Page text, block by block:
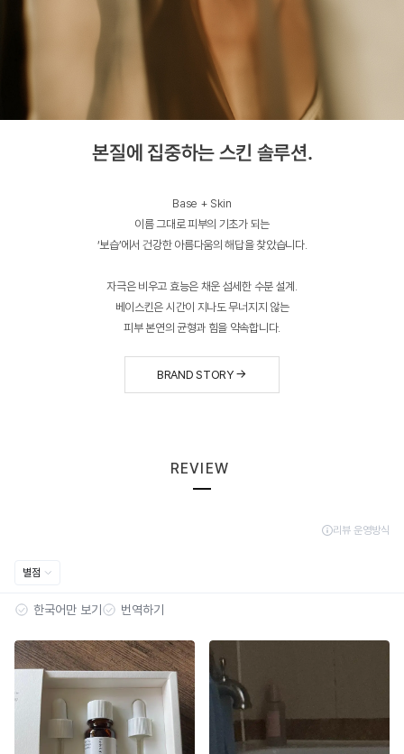
본질에 집중하는 스킨 솔루션.
Base + Skin
이름 그대로 피부의 기초가 되는
‘보습’에서 건강한 아름다움의 해답을 찾았습니다.
자극은 비우고 효능은 채운 섬세한 수분 설계.
베이스킨은 시간이 지나도 무너지지 않는
피부 본연의 균형과 힘을 약속합니다.
BRAND STORY
REVIEW